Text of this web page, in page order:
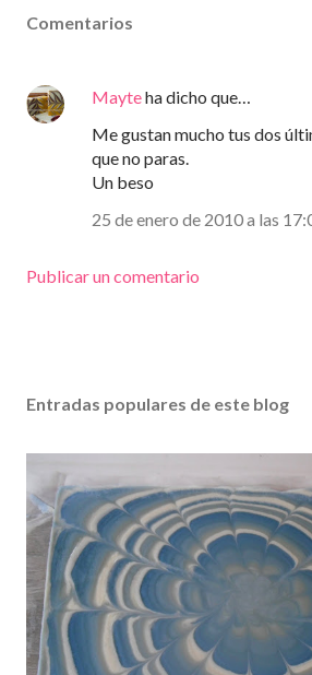
Comentarios
Mayteha dicho que…
Me gustan mucho tus dos
que no paras.
Un beso
25 de enero de 2010 a las
Publicar un comentario
Entradas populares de este blog